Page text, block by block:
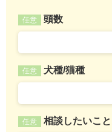
任意 頭数
任意 犬種/猫種
任意 相談したいこと